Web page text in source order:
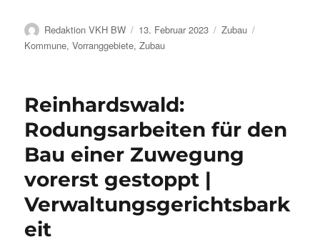
Autor
Redaktion VKH BW
Veröffentlicht
am
13. Februar 2023 Kategorien
Zubau
Kommune,Vorranggebiete,Zubau
Reinhardswald:
Rodungsarbeiten für den
Bau einer Zuwegung
vorerst gestoppt |
Verwaltungsgerichtsbark
eit